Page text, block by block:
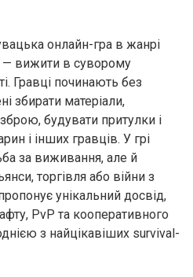
онлайн-гра в жанрі
— вижити в суворому
Гравці починають без
збирати матеріали,
будувати притулки і
і інших гравців. У грі
за виживання, але й
торгівля або війни з
унікальний досвід,
PvP та кооперативного
з найцікавіших survival-